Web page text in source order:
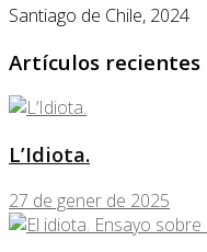
Santiago de Chile, 2024
Artículos recientes
L’Idiota.
27 de gener de 2025